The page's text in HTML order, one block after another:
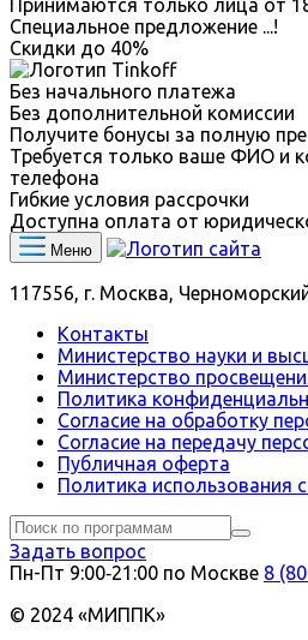
Принимаются только лица от
Специальное предложение ...!
Скидки до 40%
Без начального платежа
Без дополнительной комиссии
Получите бонусы за полную
Требуется только ваше ФИО и
телефона
Гибкие условия рассрочки
Доступна оплата от
Меню
117556, г. Москва,
Контакты
Министерство науки и
Министерство
Политика
Согласие на обработку
Согласие на передачу
Публичная оферта
Политика использования
Задать вопрос
Пн-Пт 9:00‑21:00 по Москве 8
© 2024 «МИППК»